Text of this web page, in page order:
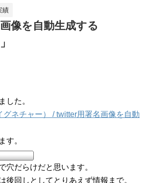
績
像を自動生成する
した。
グネチャー） / twitter用署名画像を自動
す。
穴だらけだと思います。
後回しとしてとりあえず情報まで。